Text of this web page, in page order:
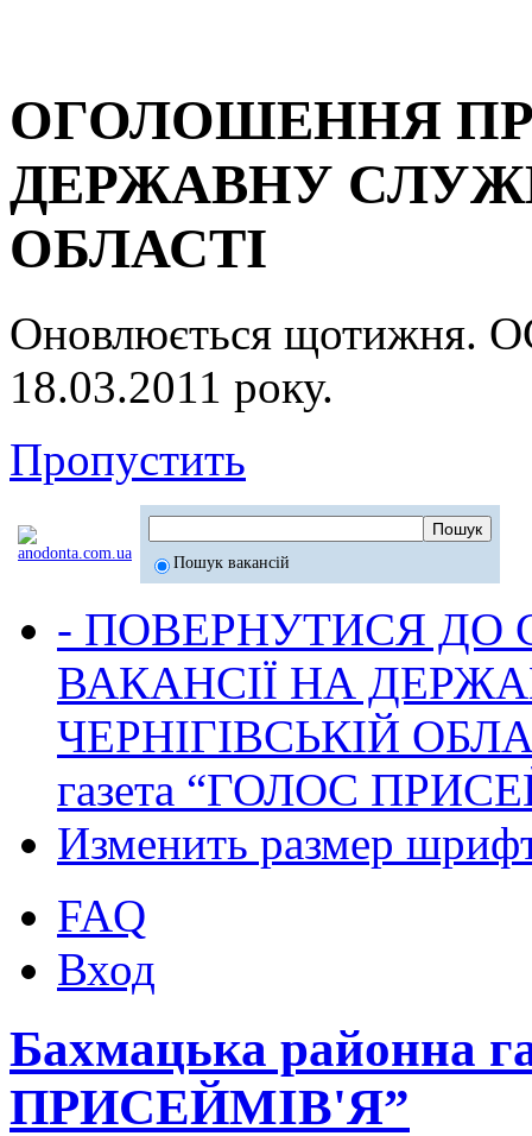
ОГОЛОШЕННЯ
ДЕРЖАВНУ
ОБЛАСТІ
Оновлюється
18.03.2011 року.
Пропустить
Пошук вакансій
- ПОВЕРНУТИСЯ ДО
ВАКАНСІЇ НА
ЧЕРНІГІВСЬКІЙ
газета “ГОЛОС
Изменить размер
FAQ
Вход
Бахмацька районна
ПРИСЕЙМІВ'Я”